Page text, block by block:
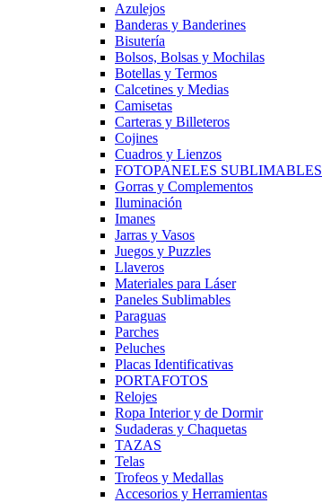
Azulejos
Banderas y Banderines
Bisutería
Bolsos, Bolsas y Mochilas
Botellas y Termos
Calcetines y Medias
Camisetas
Carteras y Billeteros
Cojines
Cuadros y Lienzos
FOTOPANELES SUBLIMABLES
Gorras y Complementos
Iluminación
Imanes
Jarras y Vasos
Juegos y Puzzles
Llaveros
Materiales para Láser
Paneles Sublimables
Paraguas
Parches
Peluches
Placas Identificativas
PORTAFOTOS
Relojes
Ropa Interior y de Dormir
Sudaderas y Chaquetas
TAZAS
Telas
Trofeos y Medallas
Accesorios y Herramientas